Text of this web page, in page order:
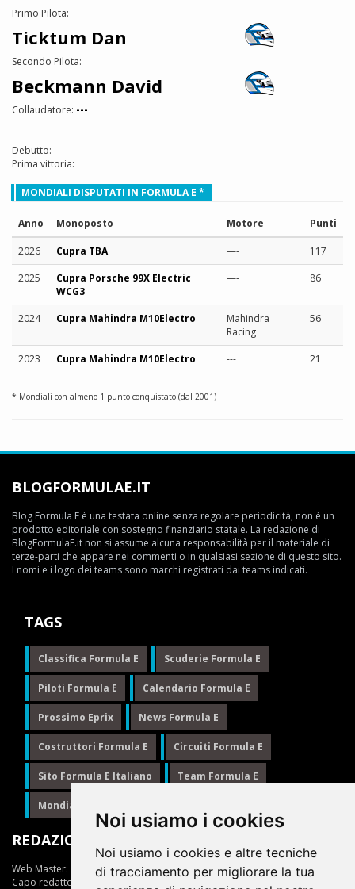
Noi usiamo i cookies
Noi usiamo i cookies e altre tecniche
di tracciamento per migliorare la tua
Primo Pilota:
Ticktum Dan
Secondo Pilota:
Beckmann David
Collaudatore: ---
Debutto:
Prima vittoria:
MONDIALI DISPUTATI IN FORMULA E *
Anno Monoposto Motore Punti
2026 Cupra TBA —-
117
2025
Cupra Porsche 99X Electric
WCG3
—- 86
2024 Cupra Mahindra M10Electro
Mahindra
Racing
56
2023 Cupra Mahindra M10Electro --- 21
* Mondiali con almeno 1 punto conquistato (dal 2001)
BLOGFORMULAE.IT
Blog Formula E è una testata online senza regolare periodicità, non è un
prodotto editoriale con sostegno finanziario statale. La redazione di
BlogFormulaE.it non si assume alcuna responsabilità per il materiale di
terze-parti che appare nei commenti o in qualsiasi sezione di questo sito.
I nomi e i logo dei teams sono marchi registrati dai teams indicati.
TAGS
Classifica Formula E Scuderie Formula E
Piloti Formula E Calendario Formula E
Prossimo Eprix News Formula E
Costruttori Formula E Circuiti Formula E
Sito Formula E Italiano Team Formula E
Mondiale Formula E
REDAZIONE
Web Master:
Ing.Daniele Muscarella
Capo redattore: